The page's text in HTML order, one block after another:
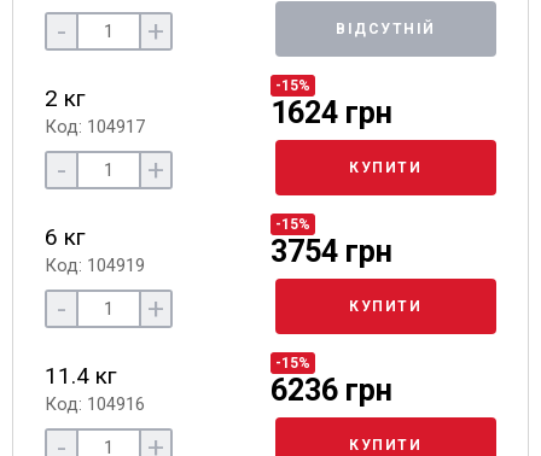
- + ВІДСУТНІЙ
2 кг
Код: 104917
-15%
1624 грн
- + КУПИТИ
6 кг
Код: 104919
-15%
3754 грн
- + КУПИТИ
11.4 кг
Код: 104916
-15%
6236 грн
- + КУПИТИ